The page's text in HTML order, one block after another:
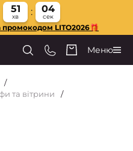
51
хв
03
сек
LITO2026🎁
Меню
та вітрини